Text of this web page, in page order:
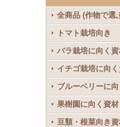
全商品 (作物で選
トマト栽培向き
バラ栽培に向く
イチゴ栽培に向
ブルーベリーに
果樹園に向く資材
豆類・根菜向き